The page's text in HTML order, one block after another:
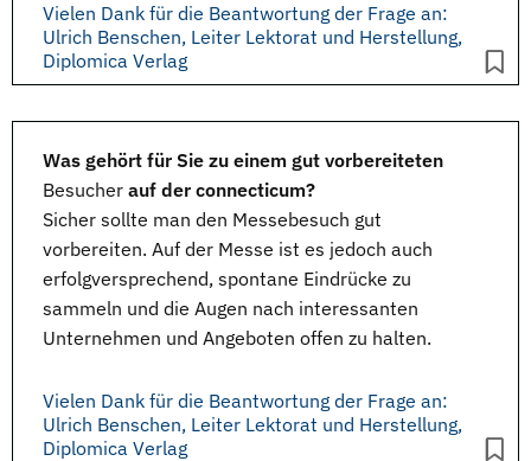
Vielen Dank für die Beantwortung der Frage an:
Ulrich Benschen, Leiter Lektorat und Herstellung,
Diplomica Verlag
Was gehört für Sie zu einem gut vorbereiteten
Besucher auf der connecticum?
Sicher sollte man den Messebesuch gut
vorbereiten. Auf der Messe ist es jedoch auch
erfolgversprechend, spontane Eindrücke zu
sammeln und die Augen nach interessanten
Unternehmen und Angeboten offen zu halten.
Vielen Dank für die Beantwortung der Frage an:
Ulrich Benschen, Leiter Lektorat und Herstellung,
Diplomica Verlag